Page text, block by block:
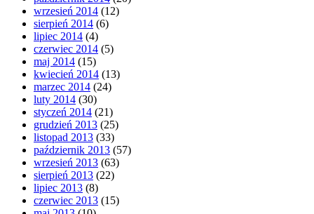
wrzesień 2014 (12)
sierpień 2014 (6)
lipiec 2014 (4)
czerwiec 2014 (5)
maj 2014 (15)
kwiecień 2014 (13)
marzec 2014 (24)
luty 2014 (30)
styczeń 2014 (21)
grudzień 2013 (25)
listopad 2013 (33)
październik 2013 (57)
wrzesień 2013 (63)
sierpień 2013 (22)
lipiec 2013 (8)
czerwiec 2013 (15)